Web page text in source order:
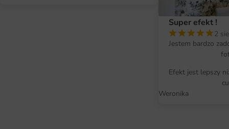
Super efekt !
2
Jestem bardzo
Efekt jest lepszy
Weronika